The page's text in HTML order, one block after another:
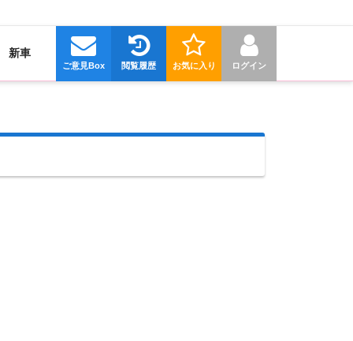
新車
ログイン
お気に入り
閲覧履歴
ご意見Box